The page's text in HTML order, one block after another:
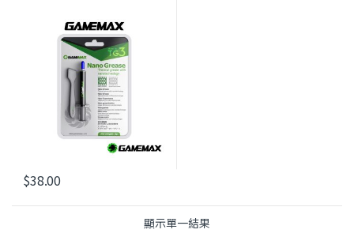
$38.00
顯示單一結果